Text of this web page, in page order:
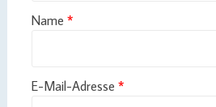
Name *
E-Mail-Adresse *